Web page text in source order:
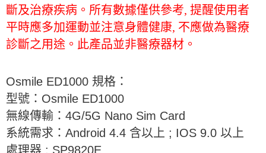
斷及治療疾病。所有數據僅供參考, 提醒使用者
平時應多加運動並注意身體健康, 不應做為醫療
診斷之用途。此產品並非醫療器材。
Osmile ED1000 規格：
型號： Osmile ED1000
無線傳輸： 4G/5G Nano Sim Card
系統需求： Android 4.4 含以上 ; IOS 9.0 以上
處理器 : SP9820E